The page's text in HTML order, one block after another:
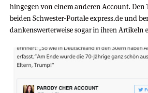
hingegen von einem anderen Account. Den
beiden Schwester-Portale express.de und
dankenswerterweise sogar in ihren Artikeln